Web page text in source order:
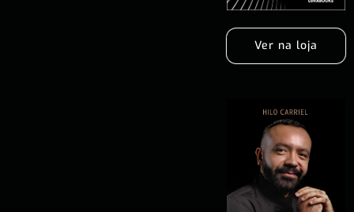
Ver na loja